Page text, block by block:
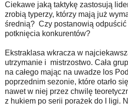
Ciekawe jaką taktykę zastosują
zrobią typerzy, którzy mają już
średnią? Czy postanowią
potknięcia konkurentów?
Ekstraklasa wkracza w
utrzymanie i mistrzostwo. Cała
na całego mając na uwadze los
poprzednim sezonie, które otarło
nawet w niej przez chwilę
z hukiem po serii porażek do I ligi.